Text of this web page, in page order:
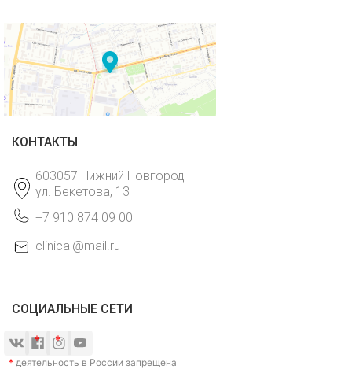
КОНТАКТЫ
603057 Нижний Новгород
ул. Бекетова, 13
+7 910 874 09 00
clinical@mail.ru
СОЦИАЛЬНЫЕ СЕТИ
* деятельность в России запрещена